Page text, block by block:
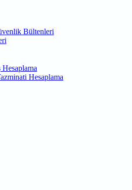
Bültenleri
Hesaplama